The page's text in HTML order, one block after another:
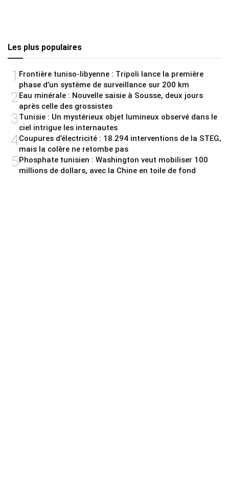
Les plus populaires
1 Frontière tuniso-libyenne : Tripoli lance la première
phase d’un système de surveillance sur 200 km
2Eau minérale : Nouvelle saisie à Sousse, deux jours
après celle des grossistes
3Tunisie : Un mystérieux objet lumineux observé dans le
ciel intrigue les internautes
4Coupures d’électricité : 18.294 interventions de la STEG,
mais la colère ne retombe pas
5Phosphate tunisien : Washington veut mobiliser 100
millions de dollars, avec la Chine en toile de fond